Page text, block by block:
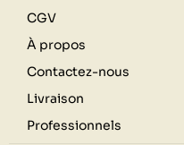
CGV
À propos
Contactez-nous
Livraison
Professionnels